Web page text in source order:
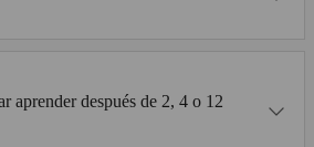
aprender después de 2, 4 o 12